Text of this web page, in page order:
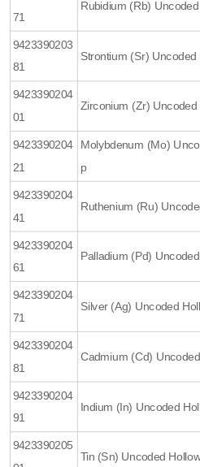
71
Rubidium (Rb)
9423390203
81
Strontium (Sr)
9423390204
01
Zirconium (Zr)
9423390204
21
Molybdenum (Mo)
p
9423390204
41
Ruthenium (Ru)
9423390204
61
Palladium (Pd)
9423390204
71
Silver (Ag) Uncoded
9423390204
81
Cadmium (Cd)
9423390204
91
Indium (In) Uncoded
9423390205
Tin (Sn) Uncoded